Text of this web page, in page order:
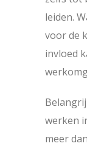
leiden.
voor de
invloed
werken
meer